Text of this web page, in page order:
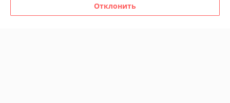
Отклонить